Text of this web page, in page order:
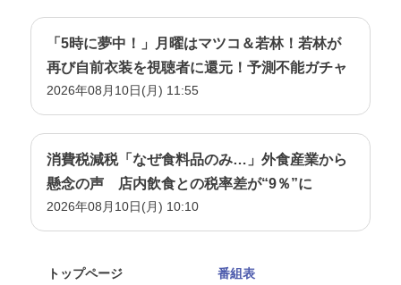
「5時に夢中！」月曜はマツコ＆若林！若林が
再び自前衣装を視聴者に還元！予測不能ガチャ
2026年08月10日(月) 11:55
消費税減税「なぜ食料品のみ…」外食産業から
懸念の声 店内飲食との税率差が“9％”に
2026年08月10日(月) 10:10
トップページ 番組表